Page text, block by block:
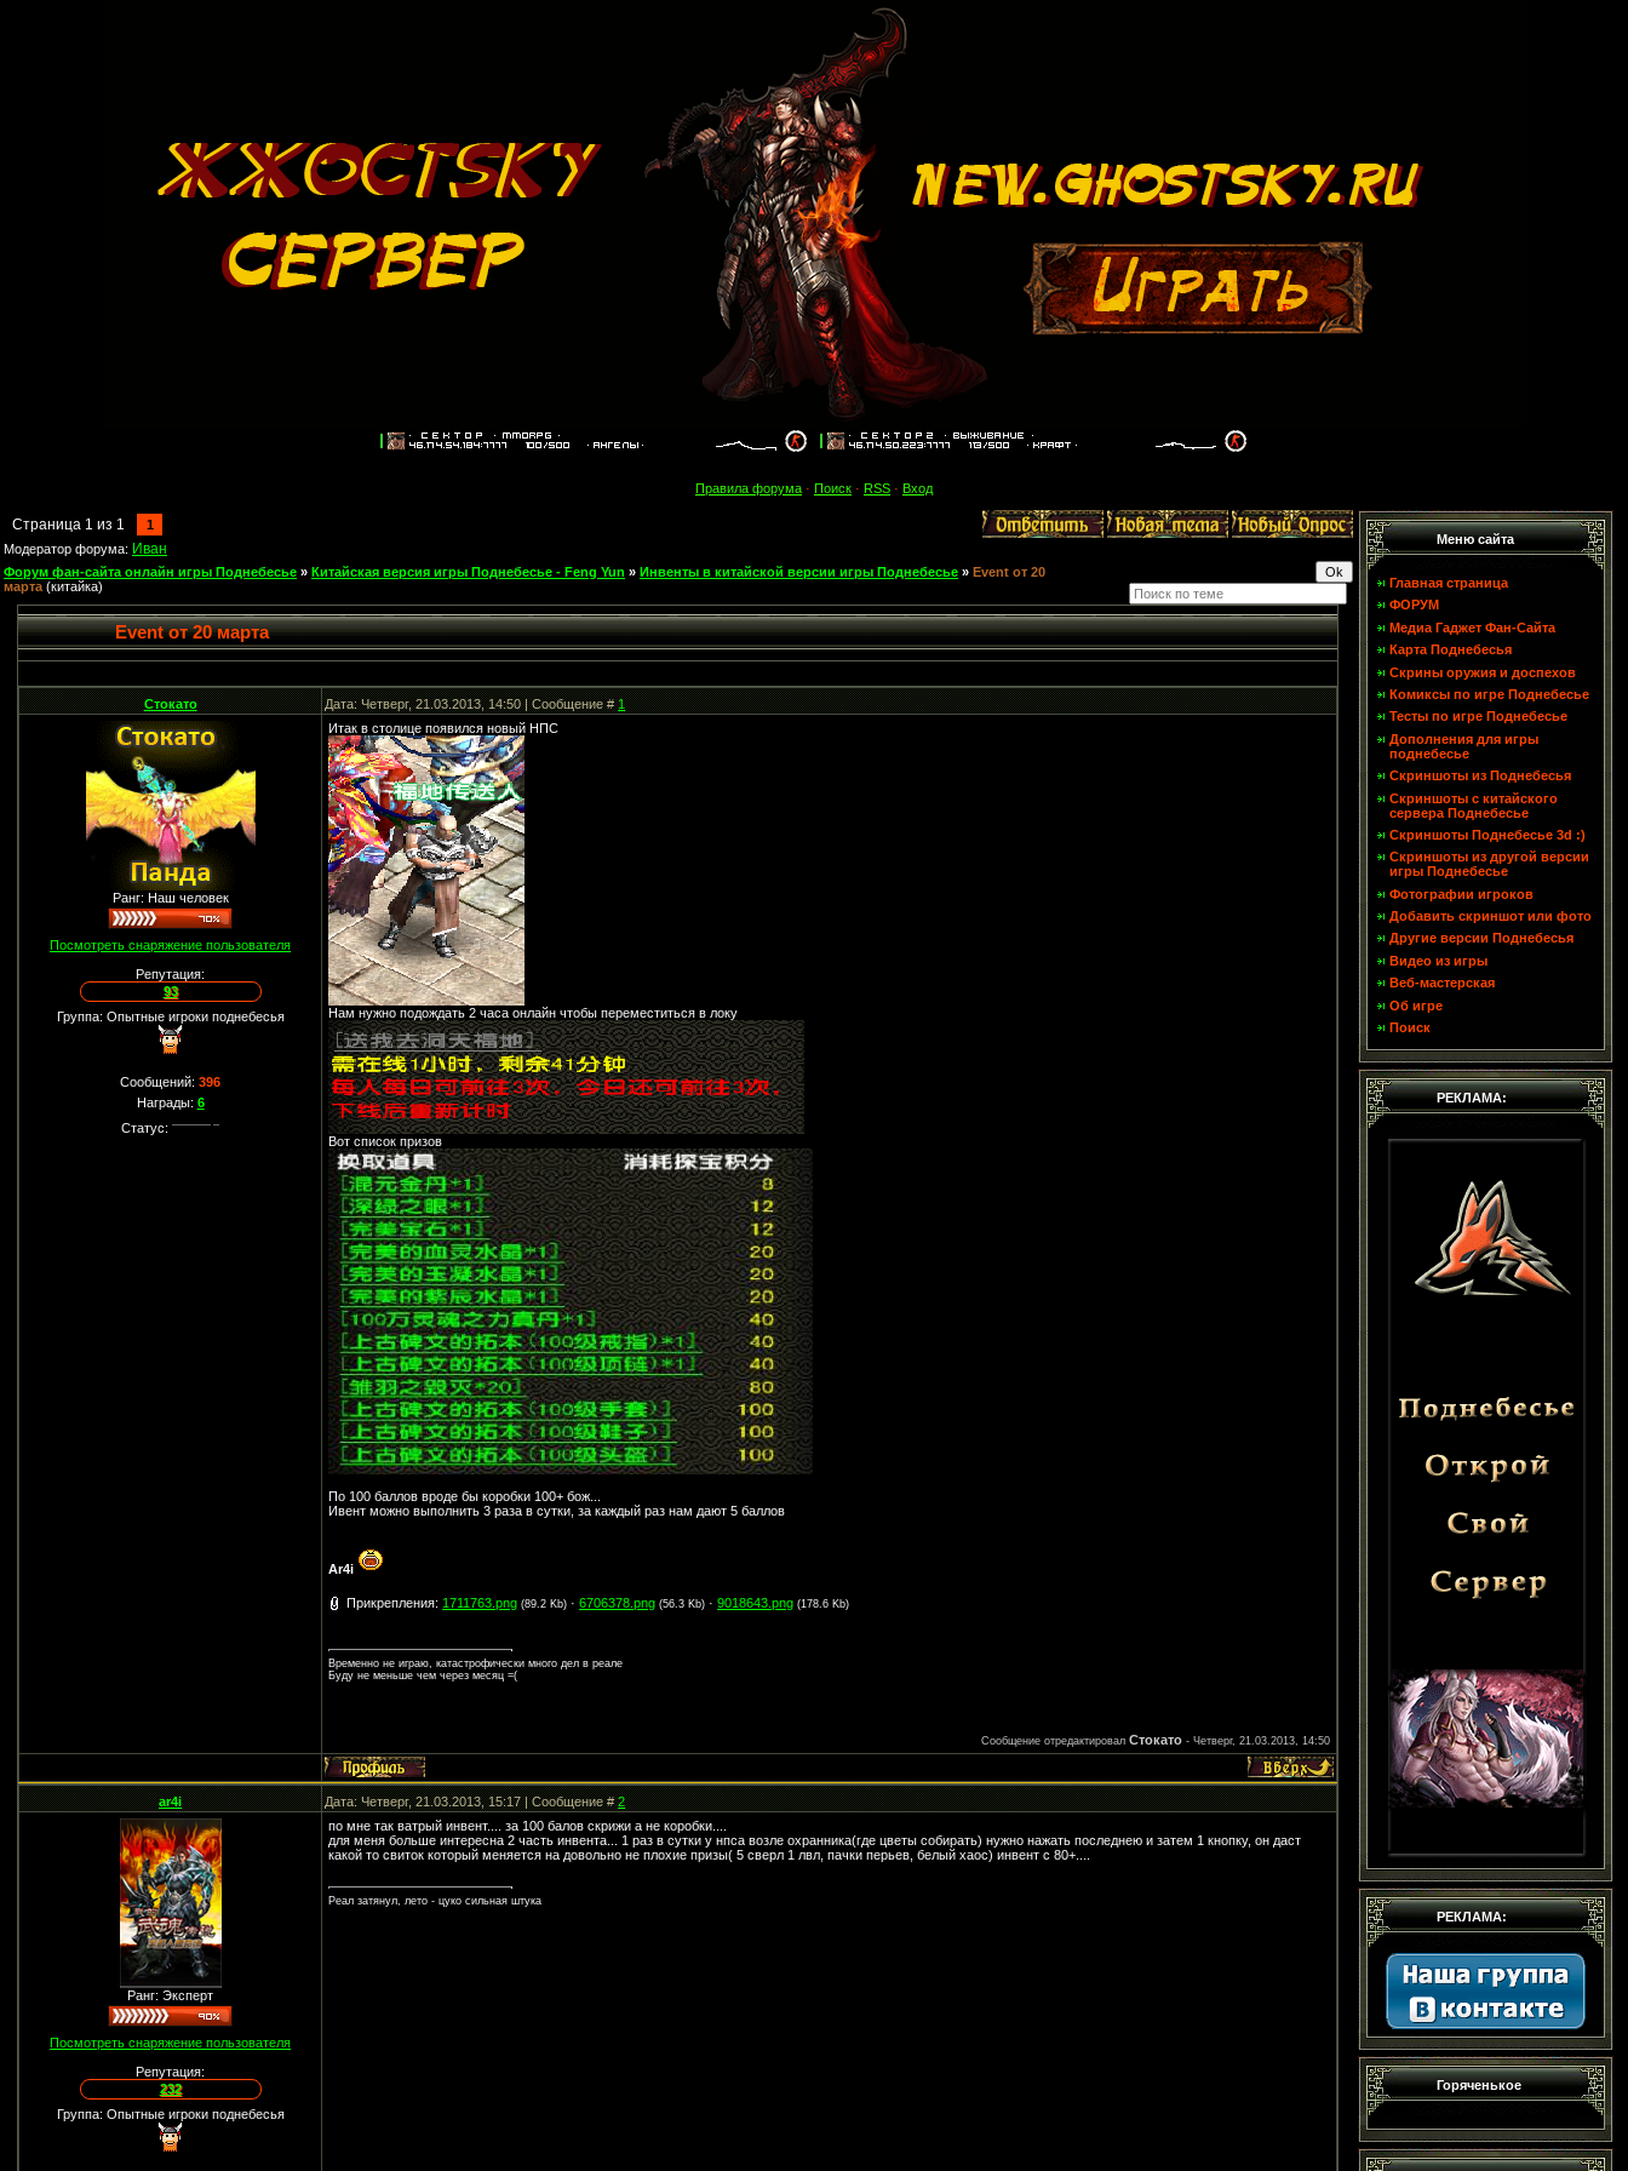
Правила форума · Поиск · RSS · Вход
Страница 1 из 1
1
Модератор форума: Иван
Форум фан-сайта онлайн игры Поднебесье » Китайская версия игры Поднебесье - Feng Yun » Инвенты в китайской версии игры Поднебесье » Event от 20
марта (китайка)
Event от 20 марта
Стокато Дата: Четверг, 21.03.2013, 14:50 | Сообщение #1
Ранг: Наш человек
Посмотреть снаряжение пользователя
Репутация:
93
Группа: Опытные игроки поднебесья
Сообщений:396
Награды: 6
Статус:
Итак в столице появился новый НПС
Нам нужно подождать 2 часа онлайн чтобы переместиться в локу
Вот список призов
По 100 баллов вроде бы коробки 100+ бож...
Ивент можно выполнить 3 раза в сутки, за каждый раз нам дают 5 баллов
Ar4i
Прикрепления: 1711763.png (89.2 Kb) ·6706378.png (56.3 Kb) ·9018643.png (178.6 Kb)
Временно не играю, катастрофически много дел в реале
Буду не меньше чем через месяц =(
Сообщение отредактировалСтокато -Четверг, 21.03.2013, 14:50
ar4i Дата: Четверг, 21.03.2013, 15:17 | Сообщение #2
Ранг: Эксперт
Посмотреть снаряжение пользователя
Репутация:
232
Группа: Опытные игроки поднебесья
по мне так ватрый инвент.... за 100 балов скрижи а не коробки....
для меня больше интересна 2 часть инвента... 1 раз в сутки у нпса возле охранника(где цветы собирать) нужно нажать последнею и затем 1 кнопку, он даст
какой то свиток который меняется на довольно не плохие призы( 5 сверл 1 лвл, пачки перьев, белый хаос) инвент с 80+....
Реал затянул, лето - цуко сильная штука
Меню сайта
Главная страница
ФОРУМ
Медиа Гаджет Фан-Сайта
Карта Поднебесья
Скрины оружия и доспехов
Комиксы по игре Поднебесье
Тесты по игре Поднебесье
Дополнения для игры
поднебесье
Скриншоты из Поднебесья
Скриншоты с китайского
сервера Поднебесье
Скриншоты Поднебесье 3d :)
Скриншоты из другой версии
игры Поднебесье
Фотографии игроков
Добавить скриншот или фото
Другие версии Поднебесья
Видео из игры
Веб-мастерская
Об игре
Поиск
РЕКЛАМА:
РЕКЛАМА:
Горяченькое